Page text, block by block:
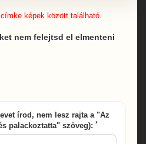
képek között található.
nem felejtsd el elmenteni
írod, nem lesz rajta a "Az
palackoztatta" szöveg): *